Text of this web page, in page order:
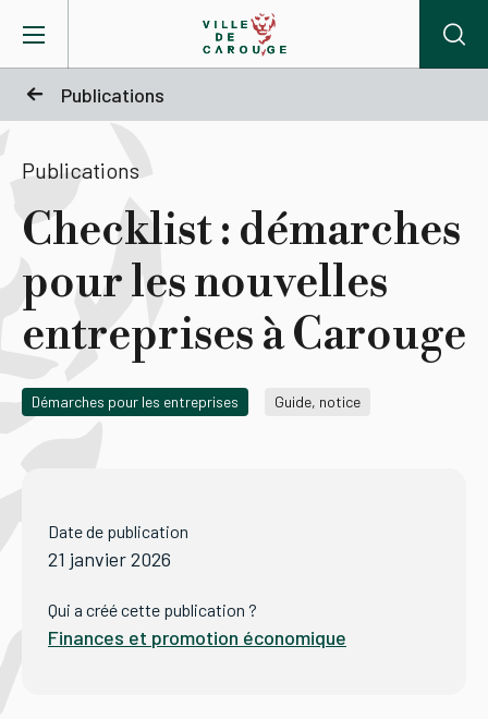
Publications
Mairie
Vie pratique
Actualités
Agenda
Tourisme
Démarches
Publications
Checklist : démarches
pour les nouvelles
entreprises à Carouge
Démarches pour les entreprises Guide, notice
Date de publication
21 janvier 2026
Qui a créé cette publication ?
Finances et promotion économique